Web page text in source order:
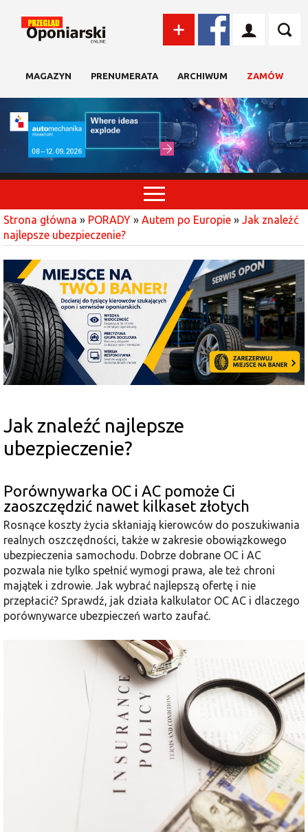
MAGAZYN PRENUMERATA ARCHIWUM ZAMÓW
Strona główna » PORADY » Autem po Europie » Jak znaleźć
najlepsze ubezpieczenie?
Jak znaleźć najlepsze
ubezpieczenie?
Porównywarka OC i AC pomoże Ci
zaoszczędzić nawet kilkaset złotych
Rosnące koszty życia skłaniają kierowców do poszukiwania
realnych oszczędności, także w zakresie obowiązkowego
ubezpieczenia samochodu. Dobrze dobrane OC i AC
pozwala nie tylko spełnić wymogi prawa, ale też chroni
majątek i zdrowie. Jak wybrać najlepszą ofertę i nie
przepłacić? Sprawdź, jak działa kalkulator OC AC i dlaczego
porównywarce ubezpieczeń warto zaufać.